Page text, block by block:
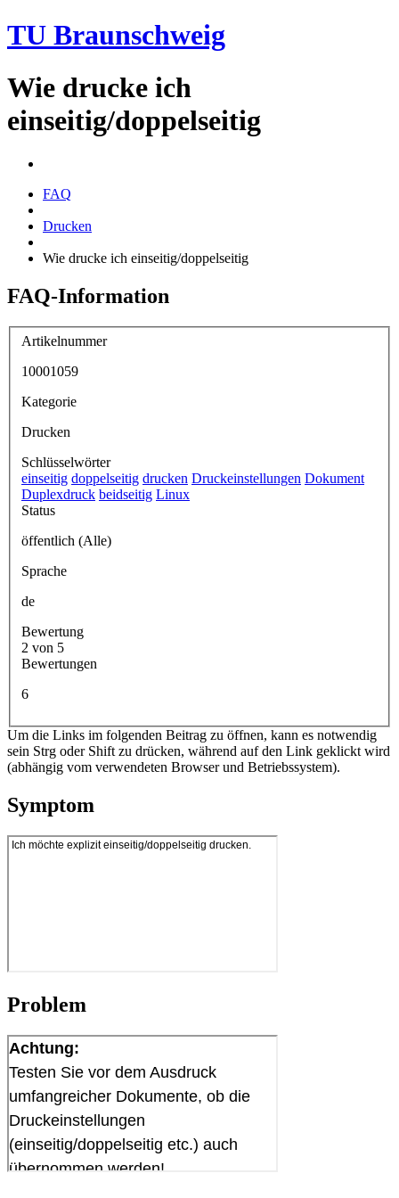
TU Braunschweig
Wie drucke ich
einseitig/doppelseitig
FAQ
Drucken
Wie drucke ich einseitig/doppelseitig
FAQ-Information
Artikelnummer
10001059
Kategorie
Drucken
Schlüsselwörter
einseitig doppelseitig drucken Druckeinstellungen Dokument
Duplexdruck beidseitig Linux
Status
öffentlich (Alle)
Sprache
de
Bewertung
2 von 5
Bewertungen
6
Um die Links im folgenden Beitrag zu öffnen, kann es notwendig
sein Strg oder Shift zu drücken, während auf den Link geklickt wird
(abhängig vom verwendeten Browser und Betriebssystem).
Symptom
Problem